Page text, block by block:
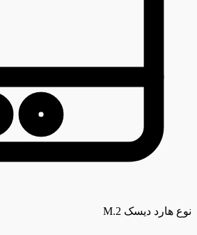
نوع هارد دیسک M.2